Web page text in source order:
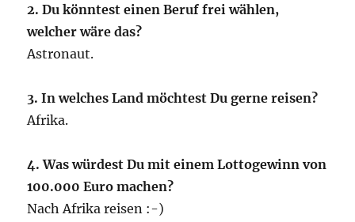
2. Du könntest einen Beruf frei wählen,
welcher wäre das?
Astronaut.
3. In welches Land möchtest Du gerne reisen?
Afrika.
4. Was würdest Du mit einem Lottogewinn von
100.000 Euro machen?
Nach Afrika reisen :-)